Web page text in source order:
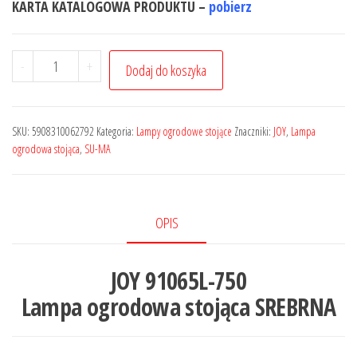
KARTA KATALOGOWA PRODUKTU – pobierz
- + Dodaj do koszyka
SKU: 5908310062792 Kategoria: Lampy ogrodowe stojące Znaczniki: JOY, Lampa
ogrodowa stojąca, SU-MA
OPIS
JOY 91065L-750
Lampa ogrodowa stojąca SREBRNA